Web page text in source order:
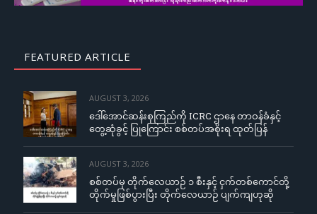
FEATURED ARTICLE
AUGUST 3, 2026
ဒေါ်အောင်ဆန်းစုကြည်ကို ICRC ဌာနေ တာဝန်ခံနှင့်
တွေ့ဆုံခွင့် ပြုကြောင်း စစ်တပ်အစိုးရ ထုတ်ပြန်
AUGUST 3, 2026
စစ်တပ်မှ တိုက်လေယာဉ် ၁ စီးနှင့် ငှက်တစ်ကောင်တို့
တိုက်မှုဖြစ်ပွားပြီး တိုက်လေယာဉ် ပျက်ကျဟုဆို